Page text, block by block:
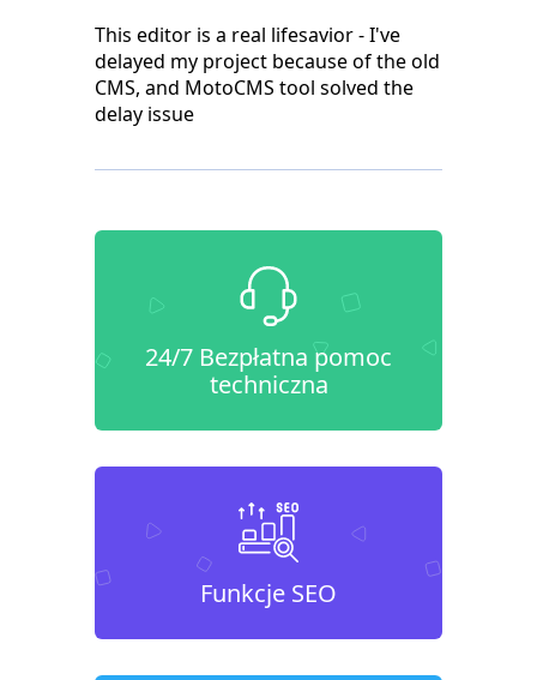
This editor is a real lifesavior - I've
delayed my project because of the old
CMS, and MotoCMS tool solved the
delay issue
24/7 Bezpłatna pomoc
techniczna
Funkcje SEO